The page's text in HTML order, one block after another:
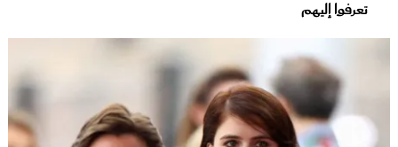
تعرفوا إليهم